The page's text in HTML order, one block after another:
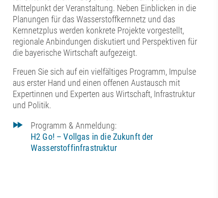
Mittelpunkt der Veranstaltung. Neben Einblicken in die
Planungen für das Wasserstoffkernnetz und das
Kernnetzplus werden konkrete Projekte vorgestellt,
regionale Anbindungen diskutiert und Perspektiven für
die bayerische Wirtschaft aufgezeigt.
Freuen Sie sich auf ein vielfältiges Programm, Impulse
aus erster Hand und einen offenen Austausch mit
Expertinnen und Experten aus Wirtschaft, Infrastruktur
und Politik.
Programm & Anmeldung:
H2 Go! – Vollgas in die Zukunft der
Wasserstoffinfrastruktur